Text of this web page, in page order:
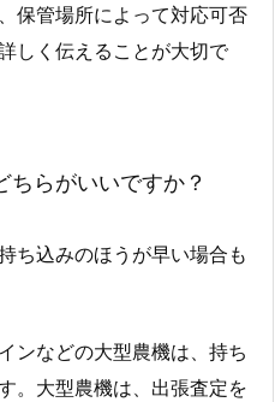
保管場所によって対応可否
しく伝えることが大切で
ちらがいいですか？
ち込みのほうが早い場合も
ンなどの大型農機は、持ち
。大型農機は、出張査定を